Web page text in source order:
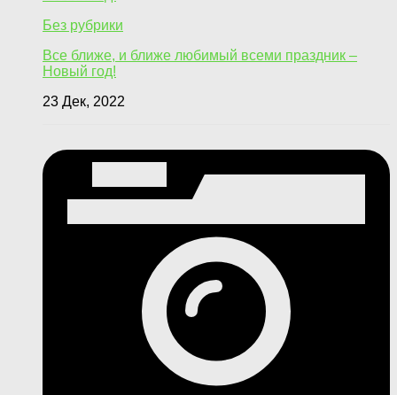
Без рубрики
Все ближе, и ближе любимый всеми праздник –
Новый год!
23 Дек, 2022